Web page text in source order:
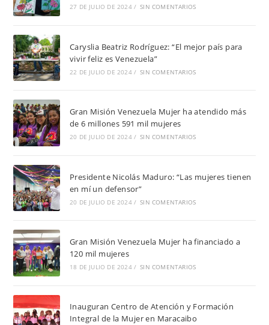
27 DE JULIO DE 2024 / SIN COMENTARIOS
Caryslia Beatriz Rodríguez: “El mejor país para
vivir feliz es Venezuela”
22 DE JULIO DE 2024 / SIN COMENTARIOS
Gran Misión Venezuela Mujer ha atendido más
de 6 millones 591 mil mujeres
20 DE JULIO DE 2024 / SIN COMENTARIOS
Presidente Nicolás Maduro: “Las mujeres tienen
en mí un defensor”
20 DE JULIO DE 2024 / SIN COMENTARIOS
Gran Misión Venezuela Mujer ha financiado a
120 mil mujeres
18 DE JULIO DE 2024 / SIN COMENTARIOS
Inauguran Centro de Atención y Formación
Integral de la Mujer en Maracaibo